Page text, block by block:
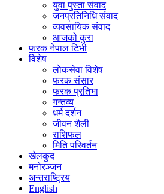
युवा पुस्ता संवाद
जनप्रतिनिधि संवाद
व्यवसायिक संवाद
आजको कुरा
फरक नेपाल टिभी
विशेष
लाेकसेवा विशेष
फरक संसार
फरक प्रतिभा
गन्तव्य
धर्म दर्शन
जीवन शैली
राशिफल
मिति परिवर्तन
खेलकुद
मनोरञ्जन
अन्तराष्ट्रिय
English